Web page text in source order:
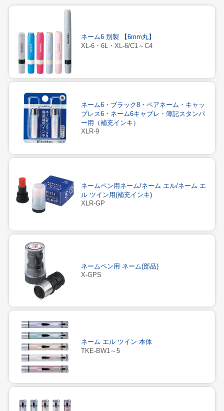
ネーム6 別製 【6mm丸】
XL-6・6L・XL-6/C1～C4
ネーム6・ブラック8・ペアネーム・キャッ
プレス6・ネーム6キャプレ・簿記スタンパ
ー用（補充インキ）
XLR-9
ネームペン用ネーム/ネーム エル/ネーム エ
ル ツイン用(補充インキ)
XLR-GP
ネームペン用 ネーム(部品)
X-GPS
ネーム エル ツイン 本体
TKE-BW1～5